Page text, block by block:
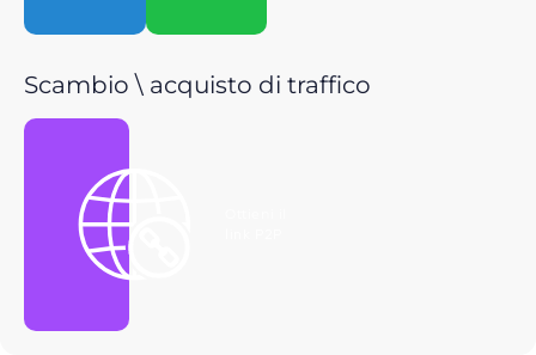
Scambio \ acquisto di traffico